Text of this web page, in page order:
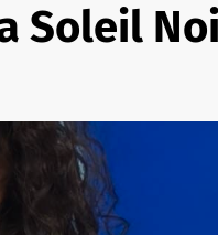
Soleil